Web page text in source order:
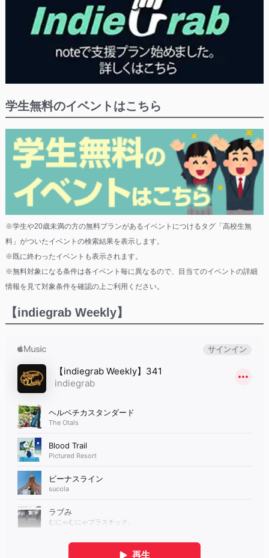
学生無料のイベントはこちら
※学生や20歳未満の方の無料プランがあるイベントにつけるタグ「高校生無
料」がついたイベントの検索結果を表示します。
※既に終わったイベントも表示されます。
※無料対象になる条件は各イベント毎に異なるので、目当てのイベントの詳細
情報を見て対象条件を確認の上ご利用ください。
【indiegrab Weekly】